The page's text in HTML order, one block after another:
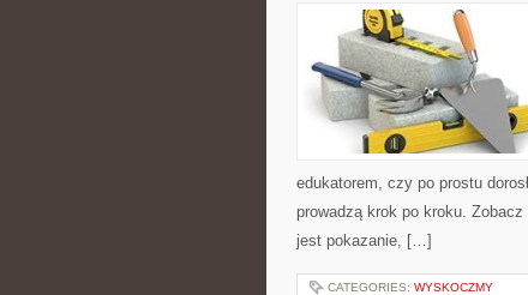
edukatorem, czy po prostu
prowadzą krok po kroku.
jest pokazanie, […]
CATEGORIES: WYSKOCZMY